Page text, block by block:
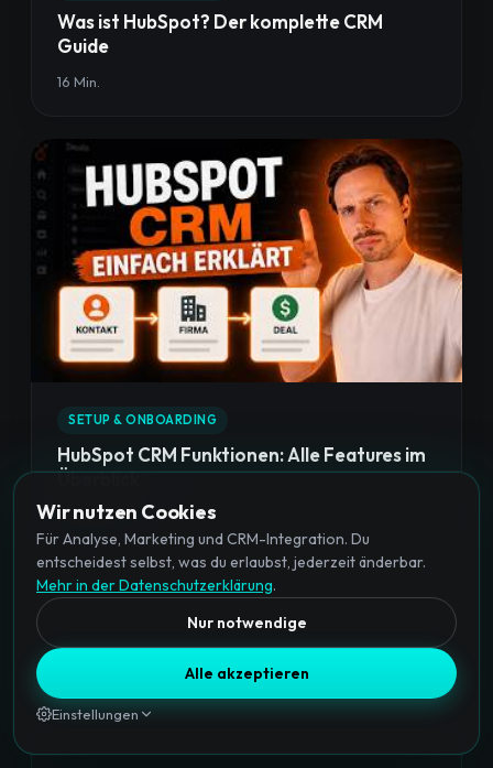
Was ist HubSpot? Der komplette CRM
Guide
16 Min.
SETUP & ONBOARDING
HubSpot CRM Funktionen: Alle Features im
Überblick
15 Min.
Wir nutzen Cookies
Für Analyse, Marketing und CRM-Integration. Du
entscheidest selbst, was du erlaubst, jederzeit änderbar.
Mehr in der Datenschutzerklärung.
Nur notwendige
Alle akzeptieren
Einstellungen